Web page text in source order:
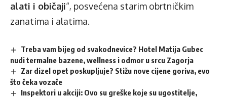
alati i običaji“, posvećena starim obrtničkim
zanatima i alatima.
Treba vam bijeg od svakodnevice? Hotel Matija Gubec
nudi termalne bazene, wellness i odmor u srcu Zagorja
Zar dizel opet poskupljuje? Stižu nove cijene goriva, evo
što čeka vozače
Inspektori u akciji: Ovo su greške koje su ugostitelje,